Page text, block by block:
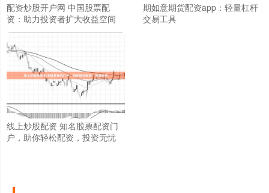
配资炒股开户网 中国股票配
资：助力投资者扩大收益空间
期如意期货配资app：轻量杠杆
交易工具
线上炒股配资 知名股票配资门
户，助你轻松配资，投资无忧